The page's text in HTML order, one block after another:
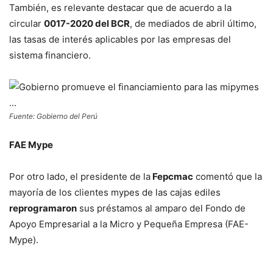
También, es relevante destacar que de acuerdo a la
circular 0017-2020 del BCR, de mediados de abril último,
las tasas de interés aplicables por las empresas del
sistema financiero.
Fuente: Gobierno del Perú
FAE Mype
Por otro lado, el presidente de la Fepcmac comentó que la
mayoría de los clientes mypes de las cajas ediles
reprogramaron sus préstamos al amparo del Fondo de
Apoyo Empresarial a la Micro y Pequeña Empresa (FAE-
Mype).